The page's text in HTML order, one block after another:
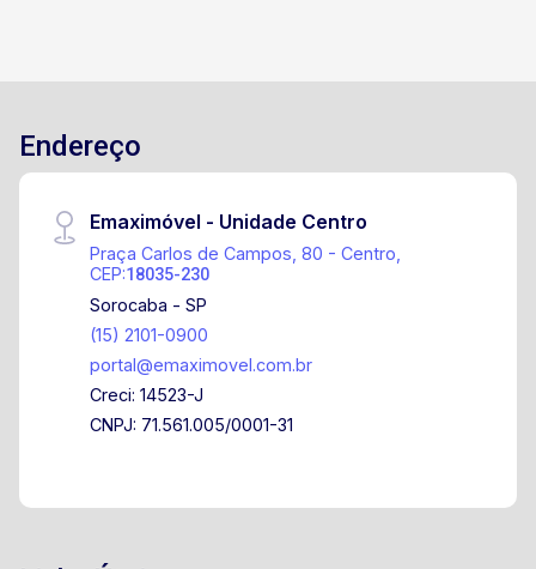
Endereço
Emaximóvel - Unidade Centro
Praça Carlos de Campos, 80 - Centro,
CEP:18035-230
Sorocaba - SP
(15) 2101-0900
portal@emaximovel.com.br
Creci: 14523-J
CNPJ: 71.561.005/0001-31